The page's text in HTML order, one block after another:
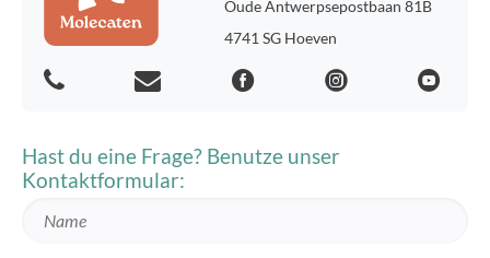
Oude Antwerpsepostbaan 81B
4741 SG Hoeven
Hast du eine Frage? Benutze unser
Kontaktformular: